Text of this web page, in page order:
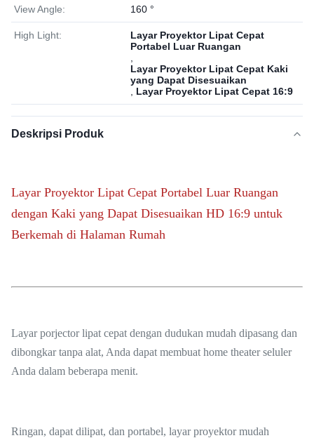
View Angle: 160 °
High Light:
Layar Proyektor Lipat Cepat
Portabel Luar Ruangan
Layar Proyektor Lipat Cepat Kaki
yang Dapat Disesuaikan
Layar Proyektor Lipat Cepat 16:9
Deskripsi Produk
Layar Proyektor Lipat Cepat Portabel Luar Ruangan
dengan Kaki yang Dapat Disesuaikan HD 16:9 untuk
Berkemah di Halaman Rumah
Layar porjector lipat cepat dengan dudukan mudah dipasang dan
dibongkar tanpa alat, Anda dapat membuat home theater seluler
Anda dalam beberapa menit.
Ringan, dapat dilipat, dan portabel, layar proyektor mudah